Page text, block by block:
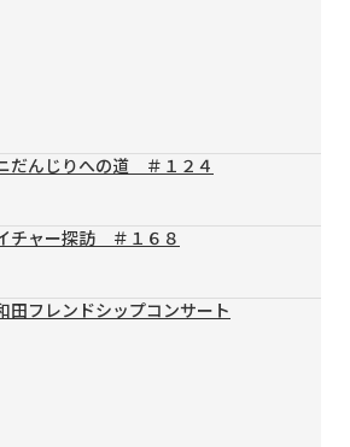
だんじりへの道 ＃１２４
チャー探訪 ＃１６８
田フレンドシップコンサート